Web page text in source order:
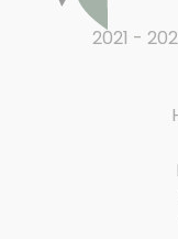
2021 -